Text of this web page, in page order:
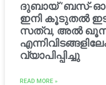
ദുബായ് ‘ബസ്-
ഇനി കൂടുതൽ
സത്വ, അൽ ഖൂസ്,
വ്യാപിപ്പിച്ചു
READ MORE »